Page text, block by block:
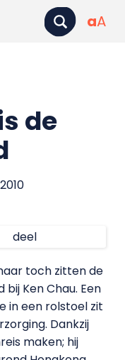
aA
de
deel
toch zitten de
Ken Chau. Een
in een rolstoel zit
Dankzij
maken; hij